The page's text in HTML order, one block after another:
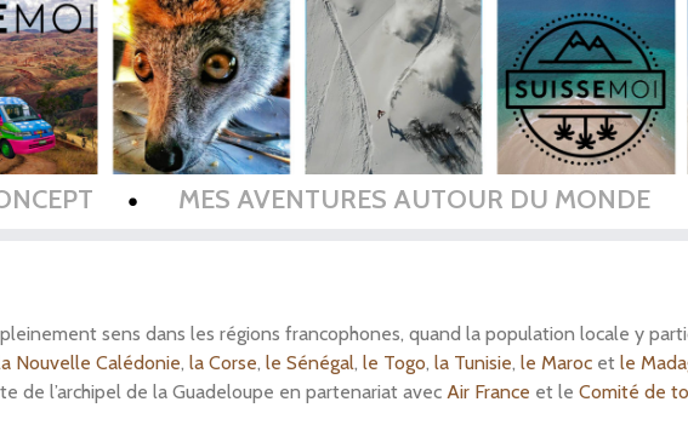
MES AVENTURES AUTOUR DU MONDE
sens dans les régions francophones, quand la population locale y
a Nouvelle Calédonie, la Corse, le Sénégal, le Togo, la Tunisie, le Maroc et le
de l’archipel de la Guadeloupe en partenariat avec Air France et le Comité de